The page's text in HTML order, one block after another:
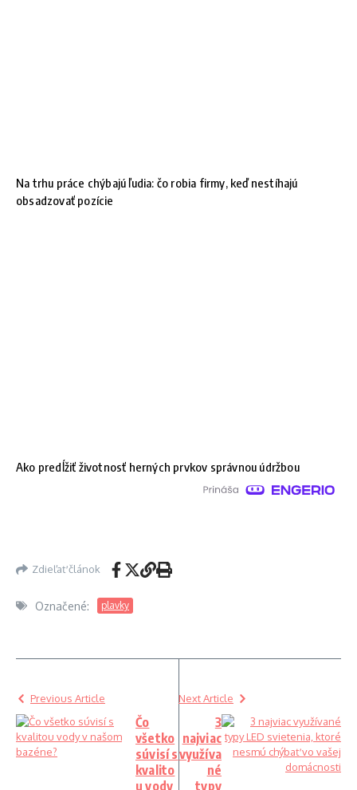
Na trhu práce chýbajú ľudia: čo robia firmy, keď nestíhajú
obsadzovať pozície
Ako predĺžiť životnosť herných prvkov správnou údržbou
Zdieľať článok
Označené: plavky
Previous Article
Čo
všetko
súvisí s
kvalito
u vody
Next Article
3
najviac
využíva
né
typy